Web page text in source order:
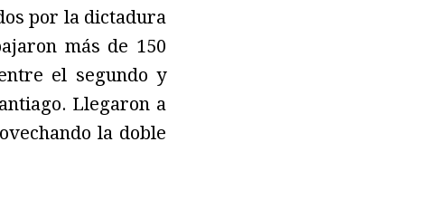
por la dictadura
más de 150
el segundo y
Llegaron a
la doble